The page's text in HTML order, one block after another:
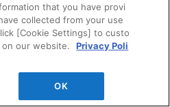
ト
that you have provi
collected from your use
[Cookie Settings] to custo
our website.
Privacy Poli
OK